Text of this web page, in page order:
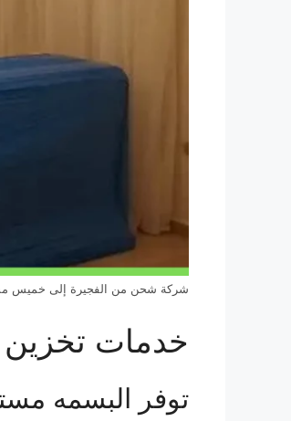
شركة شحن من الفجيرة إلى خميس
خدمات
توفر البسمه